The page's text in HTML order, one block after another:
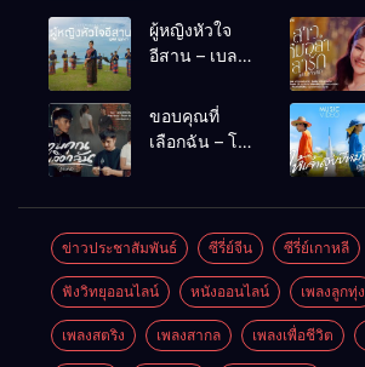
ผู้หญิงหัวใจ
อีสาน – เบลล์
[COVER
VERSION]
ขอบคุณที่
เลือกฉัน – โต๋
ข่าวประชาสัมพันธ์ ซีรี่ย์จีน ซีรี่ย์เกาหลี
ฟังวิทยุออนไลน์ หนังออนไลน์ เพลงลูกทุ่ง
เพลงสตริง เพลงสากล เพลงเพื่อชีวิต